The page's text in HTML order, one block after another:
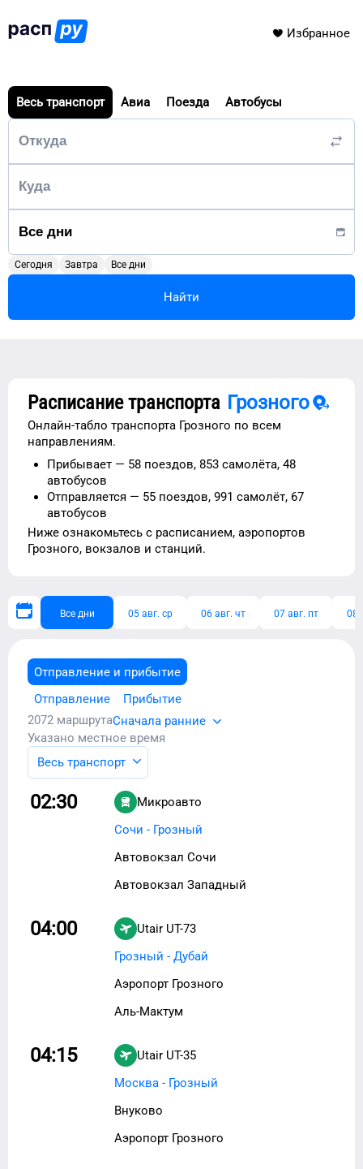
Избранное
Весь транспорт Авиа Поезда Автобусы
Сегодня Завтра Все дни
Найти
Расписание транспорта Грозного
Онлайн-табло транспорта Грозного по всем
направлениям.
Прибывает — 58 поездов, 853 самолёта, 48
автобусов
Отправляется — 55 поездов, 991 самолёт, 67
автобусов
Ниже ознакомьтесь с расписанием, аэропортов
Грозного, вокзалов и станций.
Все дни 05 авг. ср 06 авг. чт 07 авг. пт 08
Отправление и прибытие
Отправление
Прибытие
2072 маршрутаСначала ранние
Указано местное время
Весь транспорт
02:30
Микроавто
Сочи - Грозный
Автовокзал Сочи
Автовокзал Западный
04:00 Utair UT-73
Грозный - Дубай
Аэропорт Грозного
Аль-Мактум
04:15 Utair UT-35
Москва - Грозный
Внуково
Аэропорт Грозного